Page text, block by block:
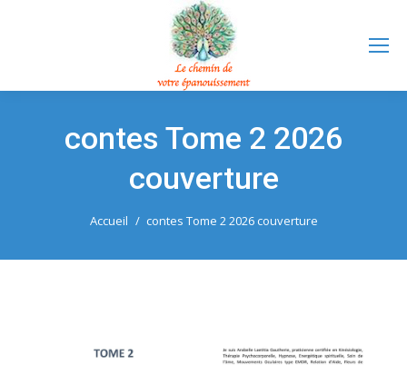
contes Tome 2 2026
couverture
Vous êtes ici :Accueil contes Tome 2 2026 couverture